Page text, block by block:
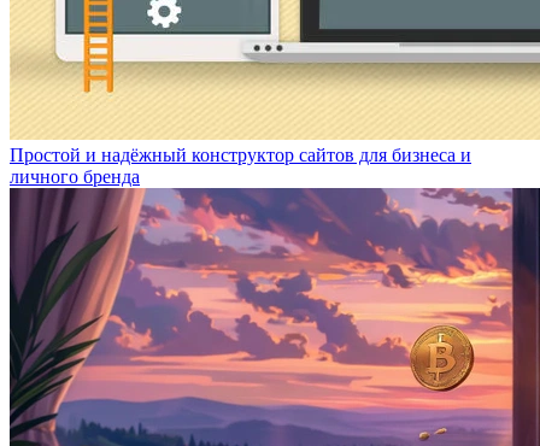
Простой и надёжный конструктор сайтов для бизнеса и
личного бренда